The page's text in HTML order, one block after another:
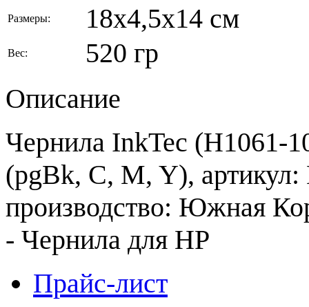
Размеры: 18x4,5x14 см
Вес: 520 гр
Описание
Чернила InkTec (H1061-
(pgBk, C, M, Y),
производство: Южная
- Чернила для HP
Прайс-лист